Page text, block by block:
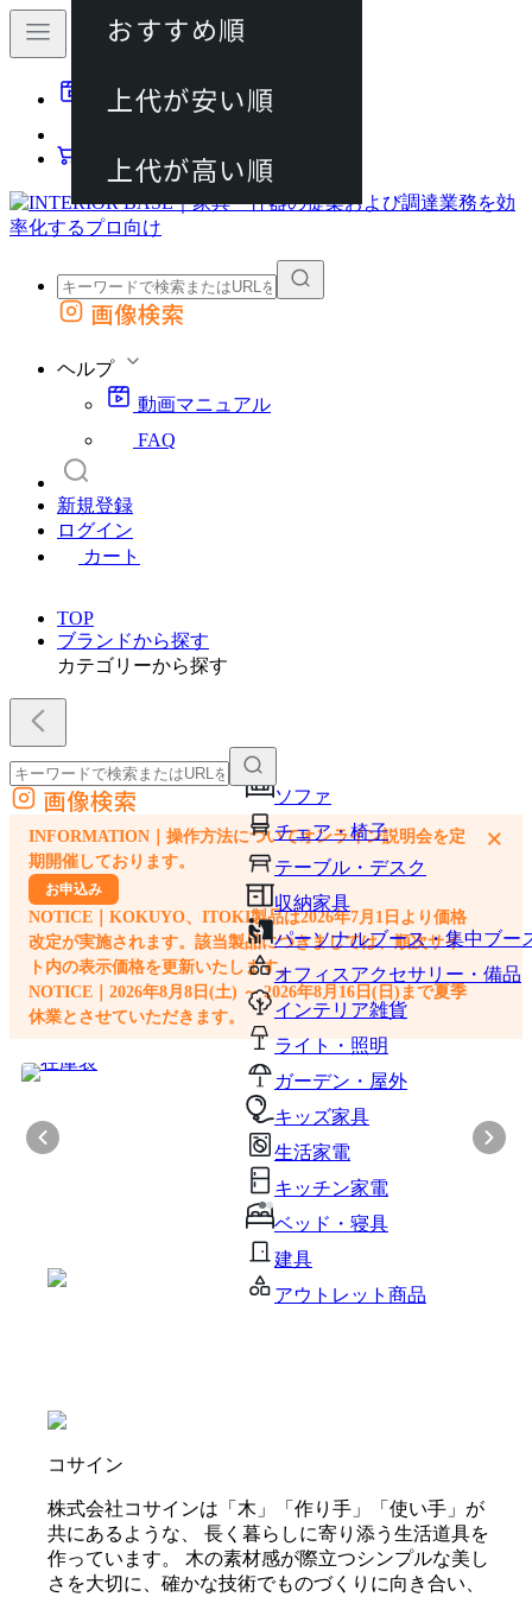
動画マニュアル
カート
外部サイトの商品をカートに追加
画像検索
ヘルプ
動画マニュアル
FAQ
新規登録
ログイン
カート
TOP
ブランドから探す
カテゴリーから探す
ソファ
チェア・椅子
テーブル・デスク
収納家具
パーソナルブース・集中ブー
オフィスアクセサリー・備品
インテリア雑貨
ライト・照明
ガーデン・屋外
キッズ家具
生活家電
キッチン家電
ベッド・寝具
建具
アウトレット商品
外部サイトの商品をカートに追加
他のサイトで見つけた商品ページのURLを貼り付けて、カートに追加できます
画像検索
INFORMATION｜操作方法についてオンライン説明会を定
期開催しております。
お申込み
NOTICE｜KOKUYO、ITOKI製品は2026年7月1日より価格
改定が実施されます。該当製品につきましては、順次サイ
ト内の表示価格を更新いたします。
NOTICE｜2026年8月8日(土) ～ 2026年8月16日(日)まで夏季
休業とさせていただきます。
×
コサイン
株式会社コサインは「木」「作り手」「使い手」が
共にあるような、 長く暮らしに寄り添う生活道具を
作っています。 木の素材感が際立つシンプルな美し
さを大切に、確かな技術でものづくりに向き合い、
おすすめ順
上代が安い順
上代が高い順